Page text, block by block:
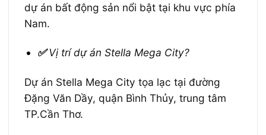
dự án bất động sản nổi bật tại khu vực phía
Nam.
✅Vị trí dự án Stella Mega City?
Dự án Stella Mega City tọa lạc tại đường
Đặng Văn Dầy, quận Bình Thủy, trung tâm
TP.Cần Thơ.